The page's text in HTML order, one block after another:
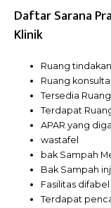
Daftar Sarana
Klinik
Ruang tindakan
Ruang
Tersedia
Terdapat
APAR yang
wastafel
bak Sampah
Bak Sampah
Fasilitas difabel
Terdapat